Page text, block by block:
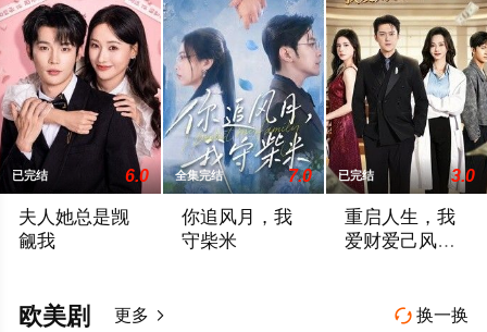
已完结 6.0
夫人她总是觊
觎我
全集完结 7.0
你追风月，我
守柴米
已完结 3.0
重启人生，我
爱财爱己风生
 换一换
欧美剧 更多 